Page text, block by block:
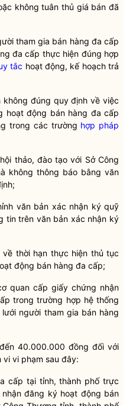
không tuân thủ giá bán đã
tham gia bán hàng đa cấp
đa cấp thực hiện đúng hợp
tắc hoạt động, kế hoạch trả
không đúng quy định về việc
hoạt động bán hàng đa cấp
trong các trường hợp pháp
thảo, đào tạo với Sở Công
không thông báo bằng văn
văn bản xác nhận ký quỹ
tin trên văn bản xác nhận ký
thời hạn thực hiện thủ tục
động bán hàng đa cấp;
quan cấp giấy chứng nhận
trong trường hợp hệ thống
người tham gia bán hàng
40.000.000 đồng đối với
vi phạm sau đây:
cấp tại tỉnh, thành phố trực
đăng ký hoạt động bán